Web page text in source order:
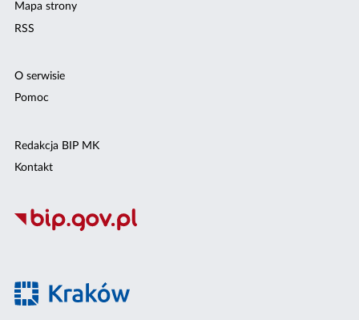
Mapa strony
RSS
O serwisie
Pomoc
Redakcja BIP MK
Kontakt